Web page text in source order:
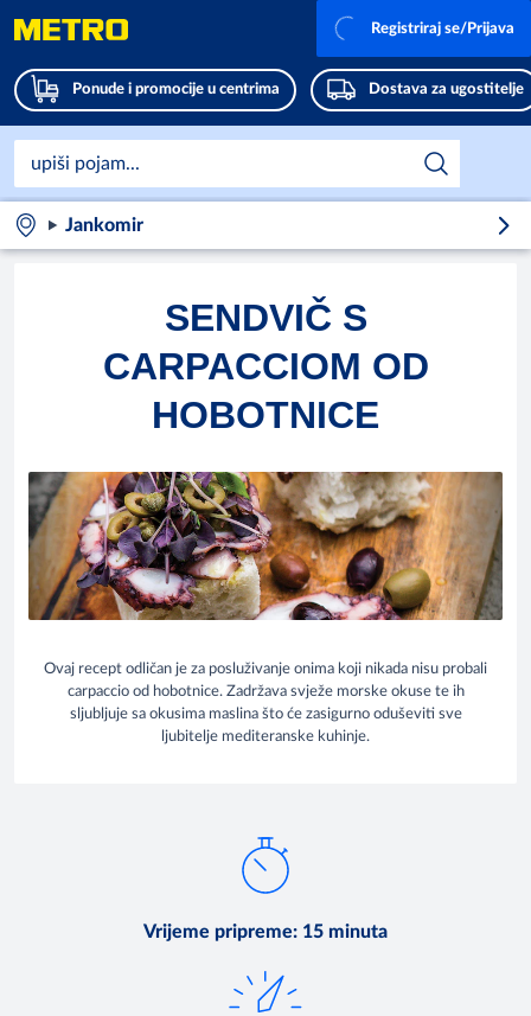
Ponude i promocije u centrima Dostava za ugostitelje
Registriraj se/Prijava
Jankomir
SENDVIČ S
CARPACCIOM OD
HOBOTNICE
Ovaj recept odličan je za posluživanje onima koji nikada nisu probali
carpaccio od hobotnice. Zadržava svježe morske okuse te ih
sljubljuje sa okusima maslina što će zasigurno oduševiti sve
ljubitelje mediteranske kuhinje.
Vrijeme pripreme: 15 minuta